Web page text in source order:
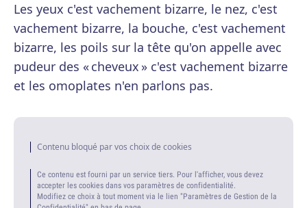
Les yeux c'est vachement bizarre, le nez, c'est
vachement bizarre, la bouche, c'est vachement
bizarre, les poils sur la tête qu'on appelle avec
pudeur des « cheveux » c'est vachement bizarre
et les omoplates n'en parlons pas.
Contenu bloqué par vos choix de cookies
Ce contenu est fourni par un service tiers. Pour l'afficher, vous devez
accepter les cookies dans vos paramètres de confidentialité.
Modifiez ce choix à tout moment via le lien "Paramètres de Gestion de la